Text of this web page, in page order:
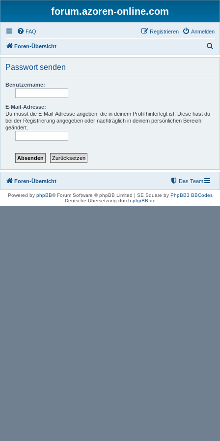
forum.azoren-online.com
FAQ Anmelden
Registrieren
Foren-Übersicht
u
Passwort senden
Benutzername:
E-Mail-Adresse:
Du musst die E-Mail-Adresse angeben, die in deinem Profil hinterlegt ist. Diese hast du
bei der Registrierung angegeben oder nachträglich in deinem persönlichen Bereich
geändert.
Foren-Übersicht Das Team
Powered by phpBB® Forum Software © phpBB Limited | SE Square by PhpBB3 BBCodes
Deutsche Übersetzung durch phpBB.de